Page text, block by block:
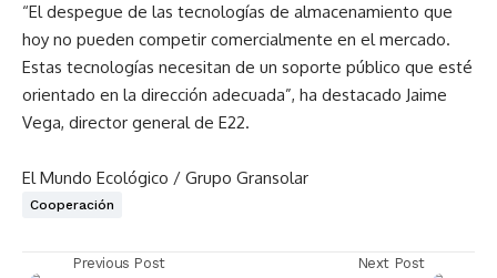
“El despegue de las tecnologías de almacenamiento que
hoy no pueden competir comercialmente en el mercado.
Estas tecnologías necesitan de un soporte público que esté
orientado en la dirección adecuada”, ha destacado Jaime
Vega, director general de E22.
El Mundo Ecológico / Grupo Gransolar
Cooperación
Previous Post Next Post